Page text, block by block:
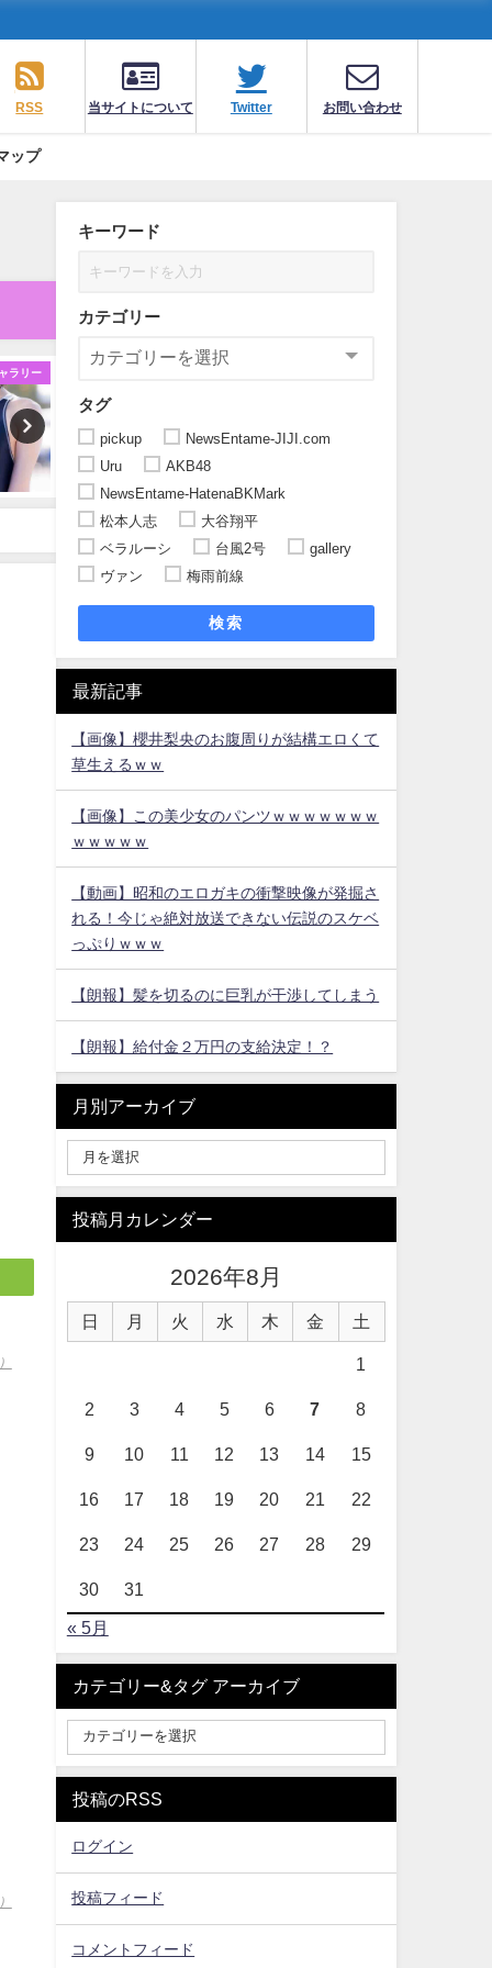
RSS 当サイトについて Twitter お問い合わせ
ップ
ラリー
キーワード
カテゴリー
タグ
pickup
NewsEntame-JIJI.com
Uru
AKB48
NewsEntame-HatenaBKMark
松本人志
大谷翔平
ベラルーシ
台風2号
gallery
ヴァン
梅雨前線
検索
最新記事
【画像】櫻井梨央のお腹周りが結構エロくて
草生えるｗｗ
【画像】この美少女のパンツｗｗｗｗｗｗｗ
ｗｗｗｗｗ
【動画】昭和のエロガキの衝撃映像が発掘さ
れる！今じゃ絶対放送できない伝説のスケベ
っぷりｗｗｗ
【朗報】髪を切るのに巨乳が干渉してしまう
【朗報】給付金２万円の支給決定！？
月別アーカイブ
投稿月カレンダー
2026年8月
日 月 火 水 木 金 土
1
2 3 4 5 6 7 8
9 10 11 12 13 14 15
16 17 18 19 20 21 22
23 24 25 26 27 28 29
30 31
« 5月
カテゴリー&タグ アーカイブ
投稿のRSS
ログイン
投稿フィード
コメントフィード